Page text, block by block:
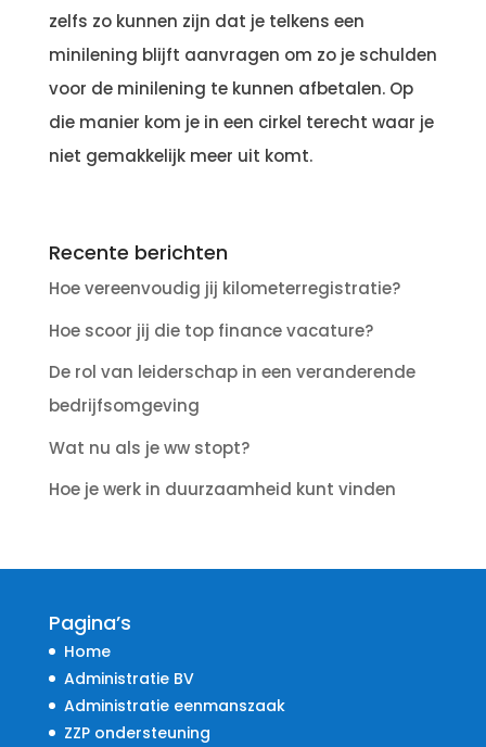
zelfs zo kunnen zijn dat je telkens een
minilening blijft aanvragen om zo je schulden
voor de minilening te kunnen afbetalen. Op
die manier kom je in een cirkel terecht waar je
niet gemakkelijk meer uit komt.
Recente berichten
Hoe vereenvoudig jij kilometerregistratie?
Hoe scoor jij die top finance vacature?
De rol van leiderschap in een veranderende
bedrijfsomgeving
Wat nu als je ww stopt?
Hoe je werk in duurzaamheid kunt vinden
Pagina’s
Home
Administratie BV
Administratie eenmanszaak
ZZP ondersteuning